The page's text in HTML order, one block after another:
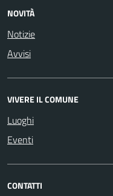
NOVITÀ
Notizie
Avvisi
VIVERE IL COMUNE
Luoghi
Eventi
CONTATTI